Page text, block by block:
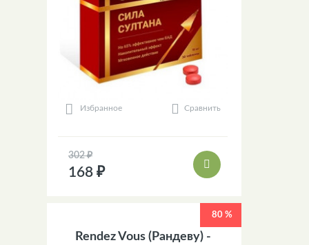
Избранное Сравнить
302 ₽
168 ₽
80 %
Rendez Vous (Рандеву) -